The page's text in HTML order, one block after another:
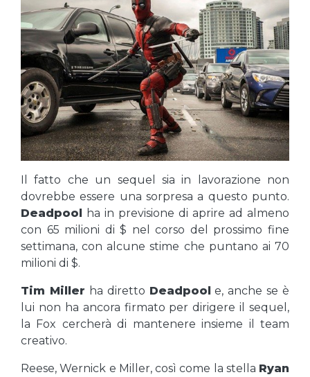
Il fatto che un sequel sia in lavorazione non
dovrebbe essere una sorpresa a questo punto.
Deadpool ha in previsione di aprire ad almeno
con 65 milioni di $ nel corso del prossimo fine
settimana, con alcune stime che puntano ai 70
milioni di $.
Tim Miller ha diretto Deadpool e, anche se è
lui non ha ancora firmato per dirigere il sequel,
la Fox cercherà di mantenere insieme il team
creativo.
Reese, Wernick e Miller, così come la stella Ryan